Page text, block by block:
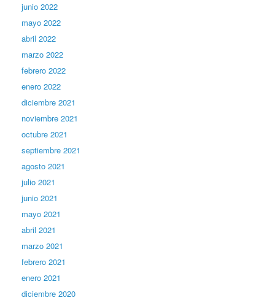
junio 2022
mayo 2022
abril 2022
marzo 2022
febrero 2022
enero 2022
diciembre 2021
noviembre 2021
octubre 2021
septiembre 2021
agosto 2021
julio 2021
junio 2021
mayo 2021
abril 2021
marzo 2021
febrero 2021
enero 2021
diciembre 2020